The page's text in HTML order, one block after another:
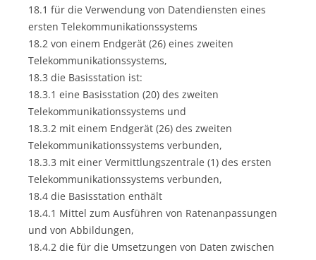
18.1 für die Verwendung von Datendiensten eines
ersten Telekommunikationssystems
18.2 von einem Endgerät (26) eines zweiten
Telekommunikationssystems,
18.3 die Basisstation ist:
18.3.1 eine Basisstation (20) des zweiten
Telekommunikationssystems und
18.3.2 mit einem Endgerät (26) des zweiten
Telekommunikationssystems verbunden,
18.3.3 mit einer Vermittlungszentrale (1) des ersten
Telekommunikationssystems verbunden,
18.4 die Basisstation enthält
18.4.1 Mittel zum Ausführen von Ratenanpassungen
und von Abbildungen,
18.4.2 die für die Umsetzungen von Daten zwischen